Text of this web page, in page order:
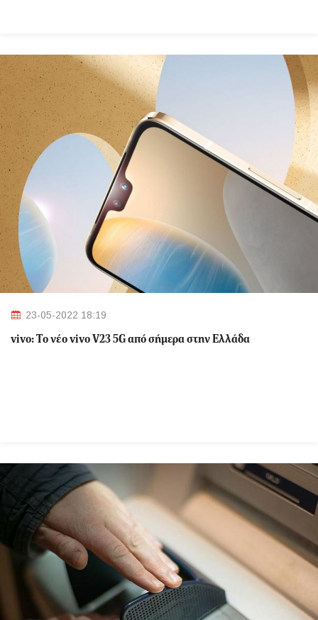
23-05-2022 18:19
vivo: Tο νέο vivo V23 5G από σήμερα στην Ελλάδα